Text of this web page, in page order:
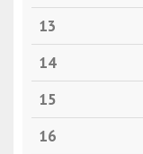
13
14
15
16